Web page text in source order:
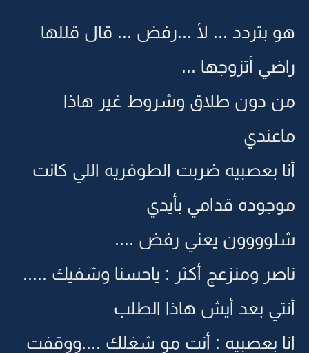
هو بتردد ... لأ ...رفض ... قال قللها
راضي أتزوجها ...
من دون طلاق وشروط غير هاذا
ماعندي
أنا بعصبيه ضربت الطوفريه اللي كانت
موجوده قدامي بأيدي
شلوووون يعني رفض ....
ناصر ومنزعج أكثر : ياحسنا وشفيك .....
أنتي بعد أيش هاذا الطلب
انا بعصبيه : أنت مو شغلك ....ووقفت